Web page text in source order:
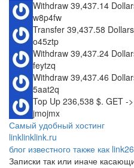
Withdraw 39,437.14
w8p4fw
Transfer 39,437.58
o45ztp
Withdraw 39,437.24
feytzq
Withdraw 39,437.46
5aat2q
Top Up 236,538 $. GET -
jmojmx
Самый удобный хостинг
linklinklink.ru
блог известного также как link26
Записки так или иначе